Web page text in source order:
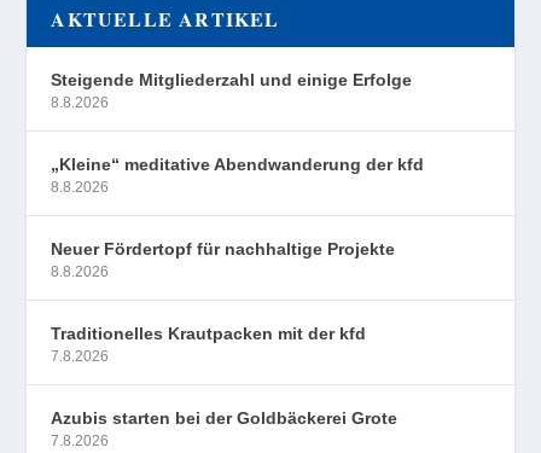
AKTUELLE ARTIKEL
Steigende Mitgliederzahl und einige Erfolge
8.8.2026
„Kleine“ meditative Abendwanderung der kfd
8.8.2026
Neuer Fördertopf für nachhaltige Projekte
8.8.2026
Traditionelles Krautpacken mit der kfd
7.8.2026
Azubis starten bei der Goldbäckerei Grote
7.8.2026